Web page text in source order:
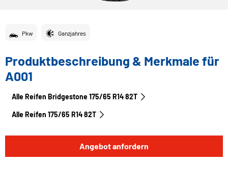
Pkw Ganzjahres
Produktbeschreibung & Merkmale für
A001
Alle Reifen Bridgestone 175/65 R14 82T
Alle Reifen‎ 175/65 R14 82T
Angebot anfordern